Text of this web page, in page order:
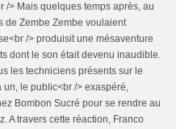
/> Mais quelques temps après, au
de Zembe Zembe voulaient
/> produisit une mésaventure
dont le son était devenu inaudible.
les techniciens présents sur le
un, le public<br /> exaspéré,
Bombon Sucré pour se rendre au
A travers cette réaction, Franco